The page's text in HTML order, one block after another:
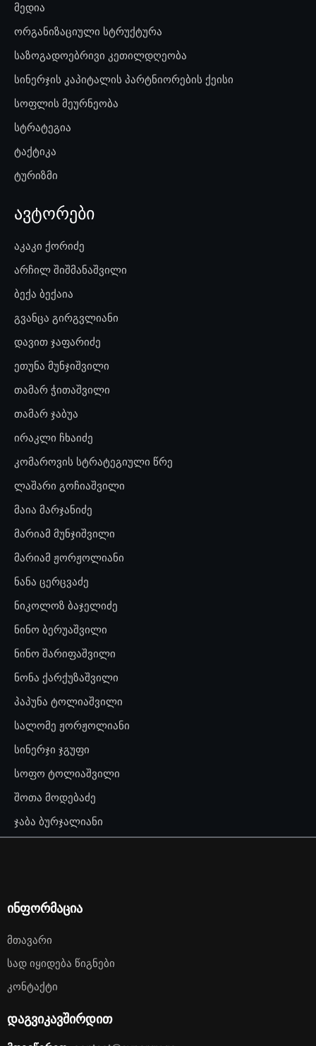
მედია
ორგანიზაციული სტრუქტურა
საზოგადოებრივი კეთილდღეობა
სინერჯის კაპიტალის პარტნიორების ქეისი
სოფლის მეურნეობა
სტრატეგია
ტაქტიკა
ტურიზმი
ავტორები
აკაკი ქორიძე
არჩილ შიშმანაშვილი
ბექა ბექაია
გვანცა გირგვლიანი
დავით ჯაფარიძე
ეთუნა მუნჯიშვილი
თამარ ჭითაშვილი
თამარ ჯაბუა
ირაკლი ჩხაიძე
კომაროვის სტრატეგიული წრე
ლაშარი გოჩიაშვილი
მაია მარჯანიძე
მარიამ მუნჯიშვილი
მარიამ ჟორჟოლიანი
ნანა ცერცვაძე
ნიკოლოზ ბაჯელიძე
ნინო ბერუაშვილი
ნინო შარიფაშვილი
ნონა ქარქუზაშვილი
პაპუნა ტოლიაშვილი
სალომე ჟორჟოლიანი
სინერჯი ჯგუფი
სოფო ტოლიაშვილი
შოთა მოდებაძე
ჯაბა ბურჯალიანი
ინფორმაცია
Მთავარი
Სად Იყიდება Წიგნები
Კონტაქტი
დაგვიკავშირდით